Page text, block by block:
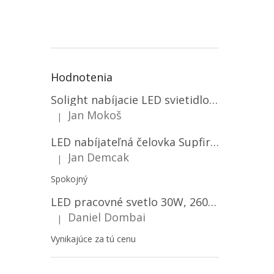
Hodnotenia
Solight nabíjacie LED svietidlo, 600lm, 2200mAh Li-Ion, USB nabíjanie [WN22]
Hodnotenie produktu je 5 z 5 hviezdičiek.
|
Jan Mokoš
LED nabíjateľná čelovka Supfire HL06, 3 módy + SOS + senzor, nabíjanie cez Micro-USB, 5W, 500lm, 300m
Hodnotenie produktu je 5 z 5 hviezdičiek.
| Jan Demcak
Spokojný
LED pracovné svetlo 30W, 2600LM, 12V/24V, IP67/2-PACK! [LB0087]
Hodnotenie produktu je 5 z 5 hviezdičiek.
| Daniel Dombai
Vynikajúce za tú cenu